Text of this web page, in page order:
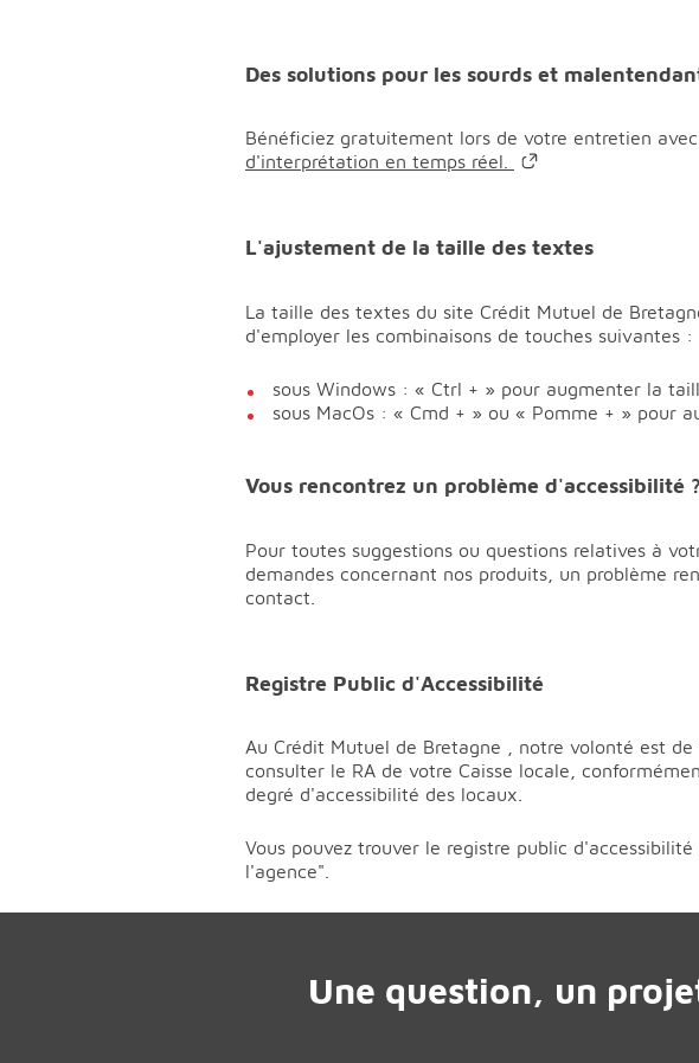
Des solutions pour les sourds et
Bénéficiez gratuitement lors de votre entretien
d'interprétation en temps réel.
L'ajustement de la taille des textes
La taille des textes du site Crédit Mutuel de
d'employer les combinaisons de touches suivantes :
sous Windows : « Ctrl + » pour augmenter la
sous MacOs : « Cmd + » ou « Pomme + » pour
Vous rencontrez un problème d'accessibilité ?
Pour toutes suggestions ou questions relatives à
demandes concernant nos produits, un problème
contact.
Registre Public d'Accessibilité
Au Crédit Mutuel de Bretagne , notre volonté est
consulter le RA de votre Caisse locale,
degré d'accessibilité des locaux.
Vous pouvez trouver le registre public
l'agence".
Une question, un